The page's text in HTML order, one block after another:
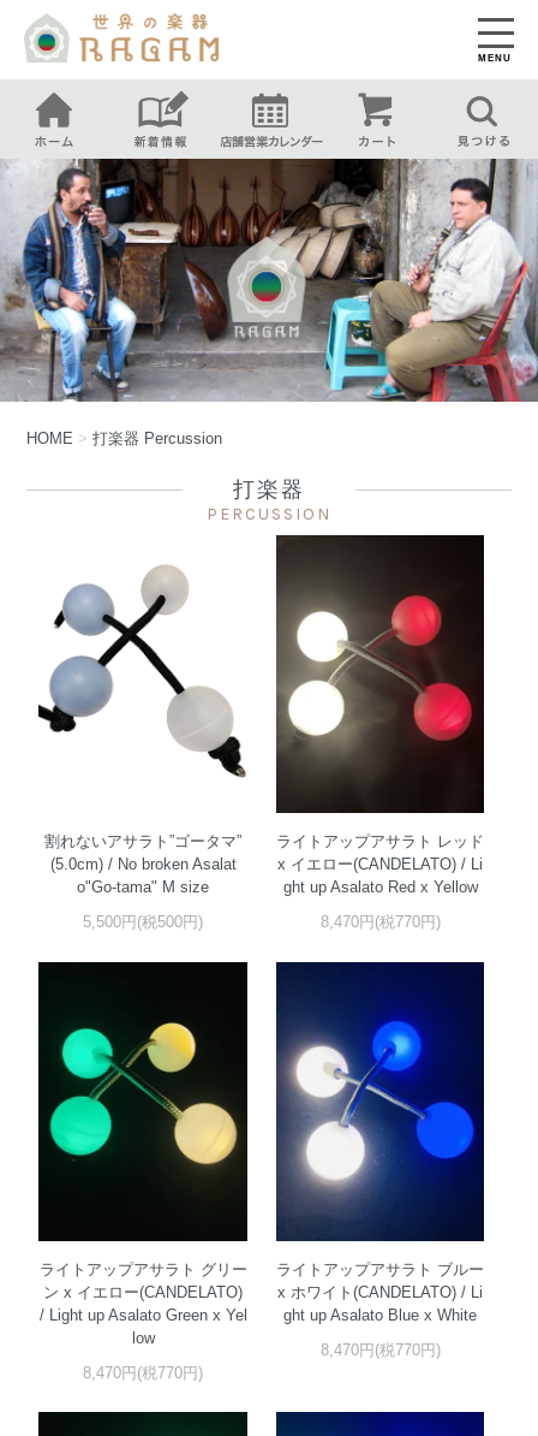
MENU
HOME >打楽器 Percussion
打楽器
PERCUSSION
割れないアサラト”ゴータマ”
(5.0cm) / No broken Asalat
o"Go-tama" M size
5,500円(税500円)
ライトアップアサラト レッド
x イエロー(CANDELATO) / Li
ght up Asalato Red x Yellow
8,470円(税770円)
ライトアップアサラト グリー
ン x イエロー(CANDELATO)
/ Light up Asalato Green x Yel
low
8,470円(税770円)
ライトアップアサラト ブルー
x ホワイト(CANDELATO) / Li
ght up Asalato Blue x White
8,470円(税770円)